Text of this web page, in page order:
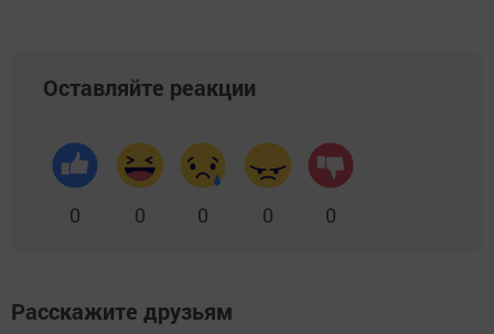
Оставляйте реакции
0 0 0 0 0
Расскажите друзьям